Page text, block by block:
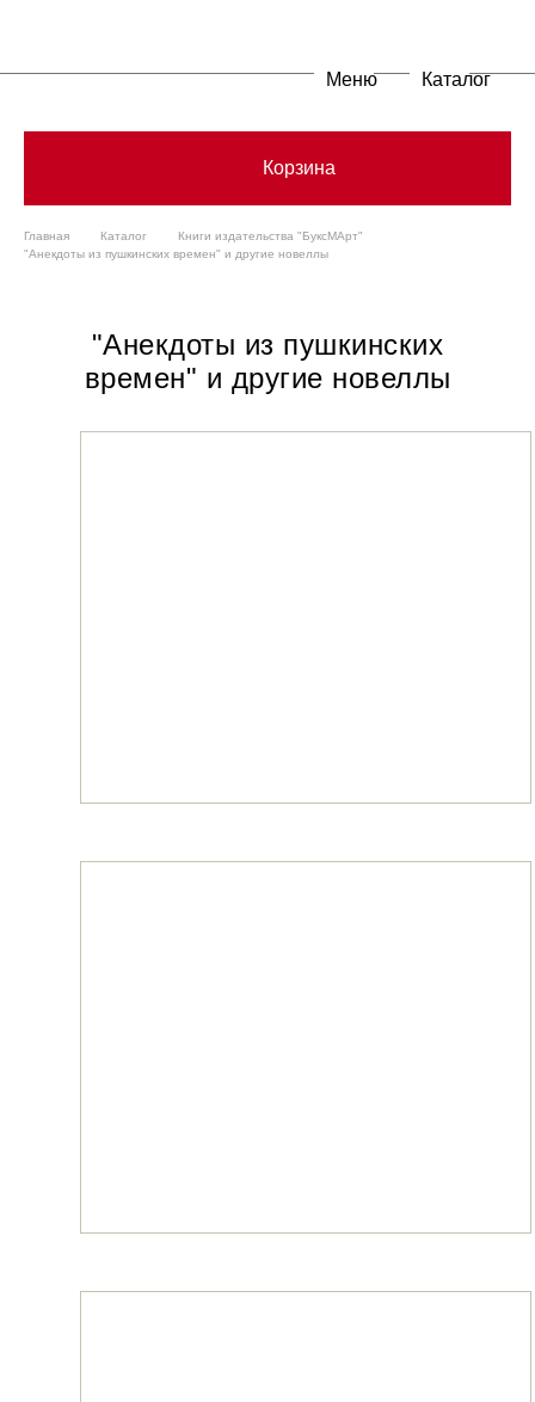
Меню Каталог
Корзина
Главная Каталог
Книги издательства "БуксМАрт"
"Анекдоты из пушкинских времен" и другие новеллы
"Анекдоты из пушкинских
времен" и другие новеллы